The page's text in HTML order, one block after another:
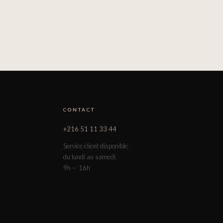
CONTACT
+216 51 11 33 44
Service client disponible
du lundi au samedi,
9h — 16h